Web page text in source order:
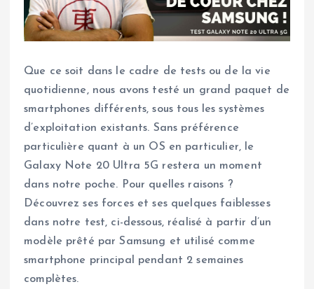
Que ce soit dans le cadre de tests ou de la vie
quotidienne, nous avons testé un grand paquet de
smartphones différents, sous tous les systèmes
d’exploitation existants. Sans préférence
particulière quant à un OS en particulier, le
Galaxy Note 20 Ultra 5G restera un moment
dans notre poche. Pour quelles raisons ?
Découvrez ses forces et ses quelques faiblesses
dans notre test, ci-dessous, réalisé à partir d’un
modèle prêté par Samsung et utilisé comme
smartphone principal pendant 2 semaines
complètes.